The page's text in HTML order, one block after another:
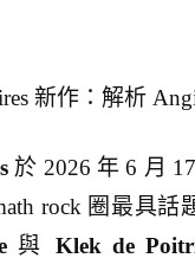
新作：解析
於 2026 年 6 月
rock 圈最具話
與 Klek de